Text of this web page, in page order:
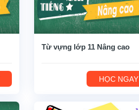
Từ vựng lớp 11 Nâng cao
HỌC NGAY